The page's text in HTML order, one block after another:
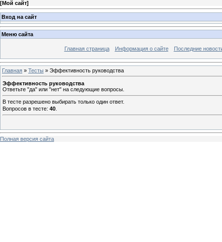
[Мой сайт]
Вход на сайт
Меню сайта
Главная страница Информация о сайте Последние
Главная » Тесты » Эффективность руководства
Эффективность руководства
Ответьте "да" или "нет" на следующие вопросы.
В тесте разрешено выбирать только один ответ.
Вопросов в тесте: 40
Полная версия сайта